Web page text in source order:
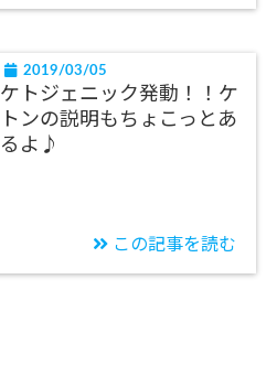
2019/03/05
ケトジェニック発動！！ケ
トンの説明もちょこっとあ
るよ♪
この記事を読む